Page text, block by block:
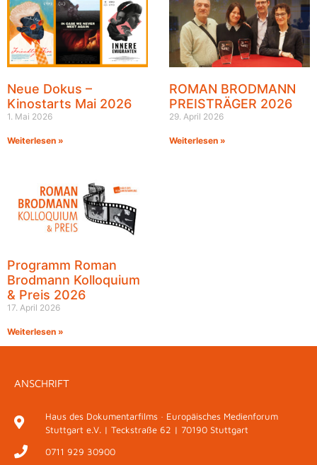
Neue Dokus –
Kinostarts Mai 2026
1. Mai 2026
Weiterlesen »
ROMAN BRODMANN
PREISTRÄGER 2026
29. April 2026
Weiterlesen »
Programm Roman
Brodmann Kolloquium
& Preis 2026
17. April 2026
Weiterlesen »
ANSCHRIFT
Haus des Dokumentarfilms · Europäisches Medienforum
Stuttgart e.V. | Teckstraße 62 | 70190 Stuttgart
0711 929 30900